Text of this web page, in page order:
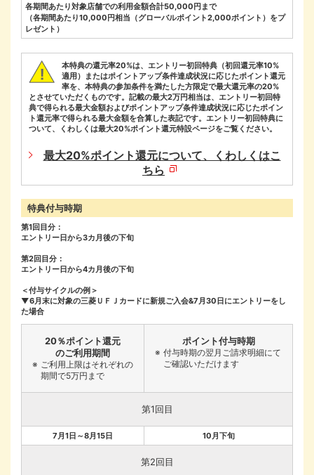
各期間あたり対象店舗での利用金額合計50,000円まで
（各期間あたり10,000円相当（グローバルポイント2,000ポイント）をプ
レゼント）
本特典の還元率20%は、エントリー初回特典（初回還元率10%
適用）またはポイントアップ条件達成状況に応じたポイント還元
率を、本特典の参加条件を満たした方限定で最大還元率の20%
とさせていただくものです。記載の最大2万円相当は、エントリー初回特
典で得られる最大金額およびポイントアップ条件達成状況に応じたポイン
ト還元率で得られる最大金額を合算した表記です。エントリー初回特典に
ついて、くわしくは最大20%ポイント還元特設ページをご覧ください。
最大20%ポイント還元について、くわしくはこ
ちら
特典付与時期
第1回目分：
エントリー日から3カ月後の下旬
第2回目分：
エントリー日から4カ月後の下旬
＜付与サイクルの例＞
▼6月末に対象の三菱ＵＦＪカードに新規ご入会&7月30日にエントリーをし
た場合
20％ポイント還元
のご利用期間
ご利用上限はそれぞれの
期間で5万円まで
ポイント付与時期
付与時期の翌月ご請求明細にて
ご確認いただけます
第1回目
7月1日～8月15日 10月下旬
第2回目